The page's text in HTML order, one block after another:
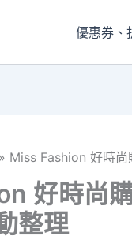
優惠券、
Miss Fashion 好時
好時尚
整理